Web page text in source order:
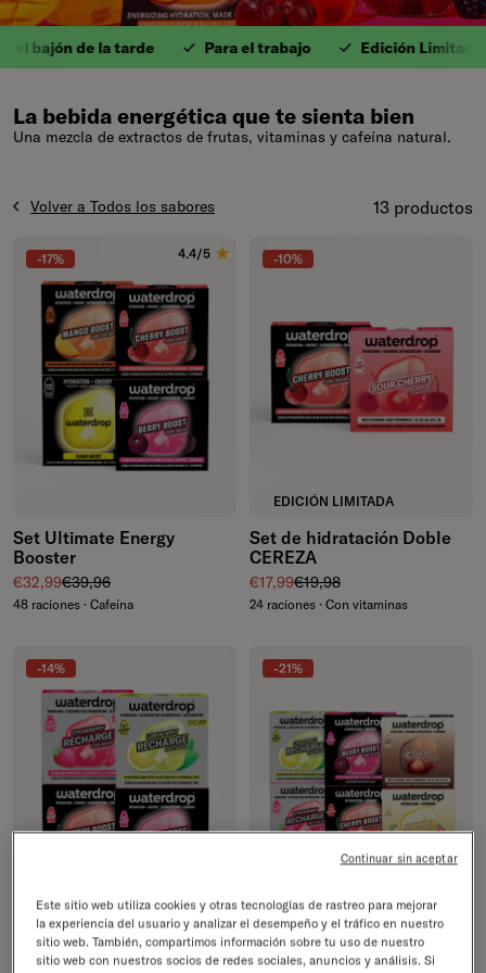
1. Para el
de la tarde Para el trabajo Edición Limitada
La bebida energética que te sienta bien
Una mezcla de extractos de frutas, vitaminas y cafeína natural.
Volver a Todos los sabores 13 productos
-17% 4.4/5
Set Ultimate Energy
Booster
Precio de venta
€32,99Precio normal
€39,96
48 raciones · Cafeína
-10%
EDICIÓN LIMITADA
Set de hidratación Doble
CEREZA
Precio de venta
€17,99Precio normal
€19,98
24 raciones · Con vitaminas
-14%
Set Boost & Recharge
-21%
Set Mix Los más vendidos
Este sitio web utiliza cookies y otras tecnologías de rastreo para mejorar
la experiencia del usuario y analizar el desempeño y el tráfico en nuestro
sitio web. También, compartimos información sobre tu uso de nuestro
sitio web con nuestros socios de redes sociales, anuncios y análisis. Si
Continuar sin aceptar